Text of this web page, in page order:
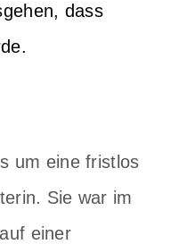
dass
um eine fristlos
Sie war im
einer